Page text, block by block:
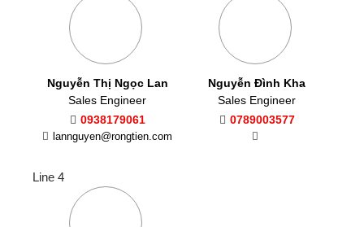
Nguyễn Thị Ngọc Lan
Sales Engineer
0938179061
lannguyen@rongtien.com
Nguyễn Đình Kha
Sales Engineer
0789003577
Line 4